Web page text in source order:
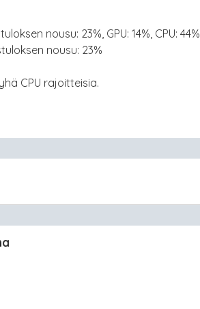
nousu: 23%, GPU: 14%, CPU: 44%
nousu: 23%
CPU rajoitteisia.